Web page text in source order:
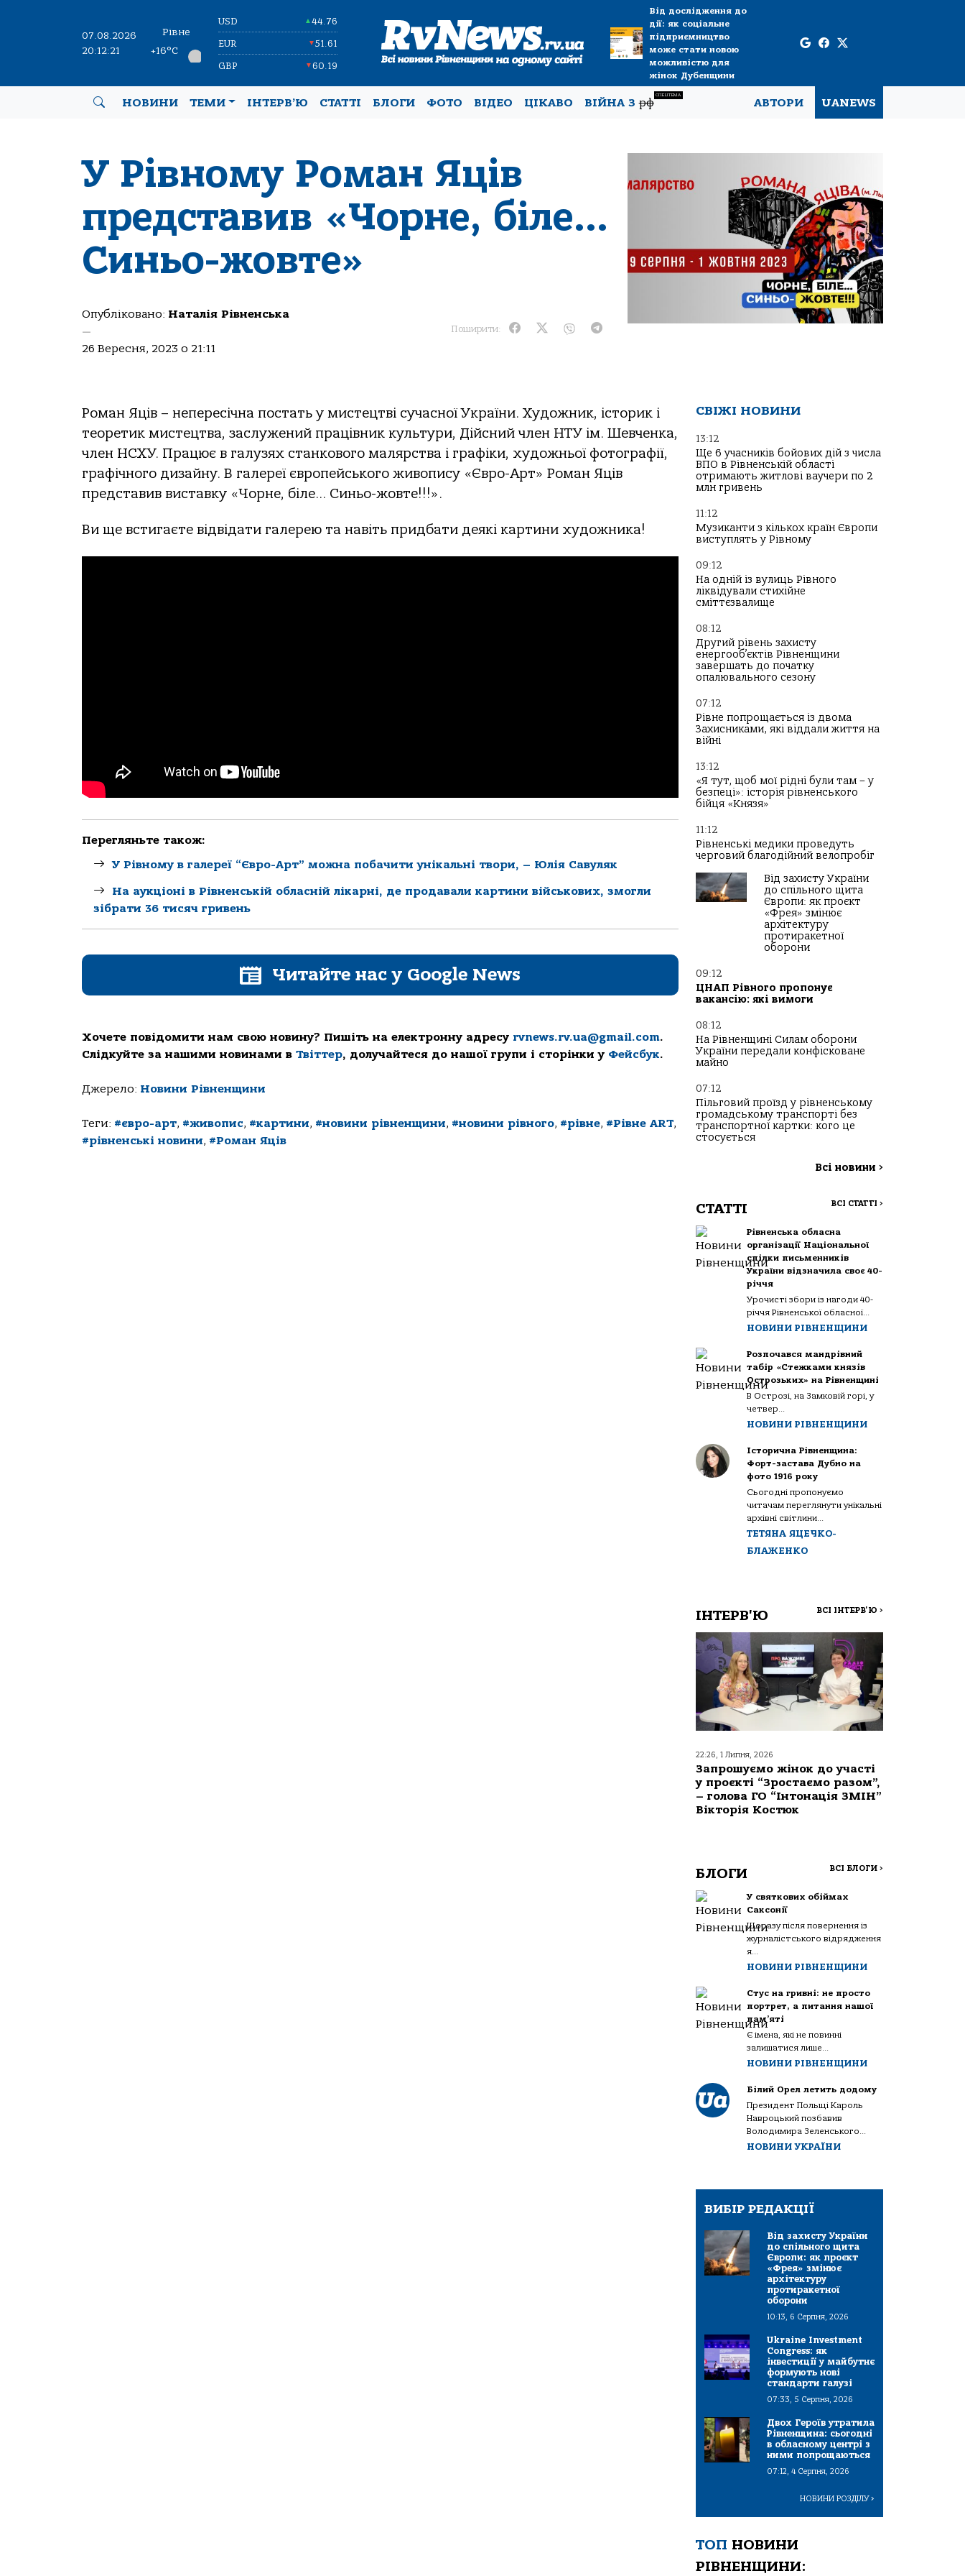
07.08.2026
20:12:22
Рівне
+16°C
USD ▲44.76
EUR ▼51.61
GBP ▼60.19
Від дослідження до
дії: як соціальне
підприємництво
може стати новою
можливістю для
жінок Дубенщини
НОВИНИ ТЕМИ ІНТЕРВ’Ю СТАТТІ БЛОГИ ФОТО ВІДЕО ЦІКАВО ВІЙНА Зрф
СПЕЦТЕМА
АВТОРИ UANEWS
У Рівному Роман Яців
представив «Чорне, біле…
Синьо-жовте»
Опубліковано: Наталія Рівненська
—
26 Вересня, 2023 о 21:11
Поширити:
Роман Яців – непересічна постать у мистецтві сучасної України. Художник, історик і
теоретик мистецтва, заслужений працівник культури, Дійсний член НТУ ім. Шевченка,
член НСХУ. Працює в галузях станкового малярства і графіки, художньої фотографії,
графічного дизайну. В галереї європейського живопису «Євро-Арт» Роман Яців
представив виставку «Чорне, біле… Синьо-жовте!!!».
Ви ще встигаєте відвідати галерею та навіть придбати деякі картини художника!
Перегляньте також:
У Рівному в галереї “Євро-Арт” можна побачити унікальні твори, – Юлія Савуляк
На аукціоні в Рівненській обласній лікарні, де продавали картини військових, змогли
зібрати 36 тисяч гривень
Читайте нас у Google News
Хочете повідомити нам свою новину? Пишіть на електронну адресу rvnews.rv.ua@gmail.com.
Слідкуйте за нашими новинами в Твіттер, долучайтеся до нашої групи і сторінки у Фейсбук.
Джерело: Новини Рівненщини
Теги: #євро-арт, #живопис, #картини, #новини рівненщини, #новини рівного, #рівне, #Рівне ART,
#рівненські новини, #Роман Яців
СВІЖІ НОВИНИ
13:12
Ще 6 учасників бойових дій з числа
ВПО в Рівненській області
отримають житлові ваучери по 2
млн гривень
11:12
Музиканти з кількох країн Європи
виступлять у Рівному
09:12
На одній із вулиць Рівного
ліквідували стихійне
сміттєзвалище
08:12
Другий рівень захисту
енергооб’єктів Рівненщини
завершать до початку
опалювального сезону
07:12
Рівне попрощається із двома
Захисниками, які віддали життя на
війні
13:12
«Я тут, щоб мої рідні були там – у
безпеці»: історія рівненського
бійця «Князя»
11:12
Рівненські медики проведуть
черговий благодійний велопробіг
Від захисту України
до спільного щита
Європи: як проєкт
«Фрея» змінює
архітектуру
протиракетної
оборони
09:12
ЦНАП Рівного пропонує
вакансію: які вимоги
08:12
На Рівненщині Силам оборони
України передали конфісковане
майно
07:12
Пільговий проїзд у рівненському
громадському транспорті без
транспортної картки: кого це
стосується
Всі новини >
СТАТТІ ВСІ СТАТТІ >
Рівненська обласна
організації Національної
спілки письменників
України відзначила своє 40-
річчя
Урочисті збори із нагоди 40-
річчя Рівненської обласної...
НОВИНИ РІВНЕНЩИНИ
Розпочався мандрівний
табір «Стежками князів
Острозьких» на Рівненщині
В Острозі, на Замковій горі, у
четвер...
НОВИНИ РІВНЕНЩИНИ
Історична Рівненщина:
Форт-застава Дубно на
фото 1916 року
Сьогодні пропонуємо
читачам переглянути унікальні
архівні світлини...
ТЕТЯНА ЯЦЕЧКО-
БЛАЖЕНКО
ІНТЕРВ'Ю ВСІ ІНТЕРВ'Ю >
22:26, 1 Липня, 2026
Запрошуємо жінок до участі
у проєкті “Зростаємо разом”,
– голова ГО “Інтонація ЗМІН”
Вікторія Костюк
БЛОГИ ВСІ БЛОГИ >
У святкових обіймах
Саксонії
Щоразу після повернення із
журналістського відрядження
я...
НОВИНИ РІВНЕНЩИНИ
Стус на гривні: не просто
портрет, а питання нашої
пам’яті
Є імена, які не повинні
залишатися лише...
НОВИНИ РІВНЕНЩИНИ
Білий Орел летить додому
Президент Польщі Кароль
Навроцький позбавив
Володимира Зеленського...
НОВИНИ УКРАЇНИ
ВИБІР РЕДАКЦІЇ
Від захисту України
до спільного щита
Європи: як проєкт
«Фрея» змінює
архітектуру
протиракетної
оборони
10:13, 6 Серпня, 2026
Ukraine Investment
Congress: як
інвестиції у майбутнє
формують нові
стандарти галузі
07:33, 5 Серпня, 2026
Двох Героїв утратила
Рівненщина: сьогодні
в обласному центрі з
ними попрощаються
07:12, 4 Серпня, 2026
НОВИНИ РОЗДІЛУ>
ТОП НОВИНИ
РІВНЕНЩИНИ: